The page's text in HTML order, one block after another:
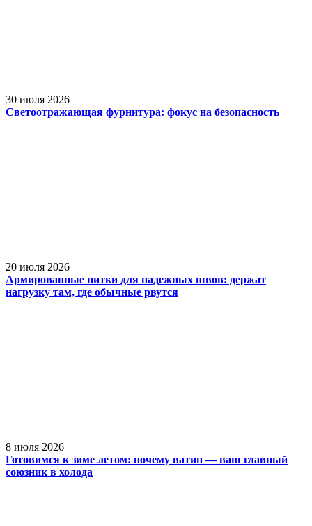
30 июля 2026
Светоотражающая фурнитура: фокус на безопасность
20 июля 2026
Армированные нитки для надежных швов: держат
нагрузку там, где обычные рвутся
8 июля 2026
Готовимся к зиме летом: почему ватин — ваш главный
союзник в холода